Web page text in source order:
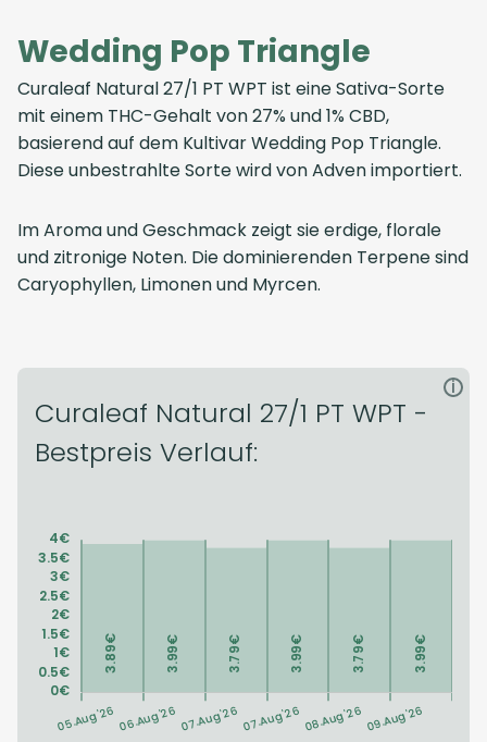
Wedding Pop Triangle
Curaleaf Natural 27/1 PT WPT ist eine Sativa-Sorte
mit einem THC-Gehalt von 27% und 1% CBD,
basierend auf dem Kultivar Wedding Pop Triangle.
Diese unbestrahlte Sorte wird von Adven importiert.
Im Aroma und Geschmack zeigt sie erdige, florale
und zitronige Noten. Die dominierenden Terpene sind
Caryophyllen, Limonen und Myrcen.
Curaleaf Natural 27/1 PT WPT -
Bestpreis Verlauf:
i